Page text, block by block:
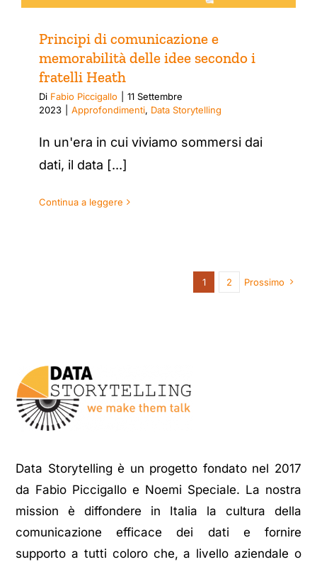
Principi di comunicazione e
memorabilità delle idee secondo i
fratelli Heath
Di Fabio Piccigallo
11 Settembre
2023
Approfondimenti, Data Storytelling
In un'era in cui viviamo sommersi dai
dati, il data [...]
Continua a leggere
1 2 Prossimo
Data Storytelling è un progetto fondato nel 2017
da Fabio Piccigallo e Noemi Speciale. La nostra
mission è diffondere in Italia la cultura della
comunicazione efficace dei dati e fornire
supporto a tutti coloro che, a livello aziendale o